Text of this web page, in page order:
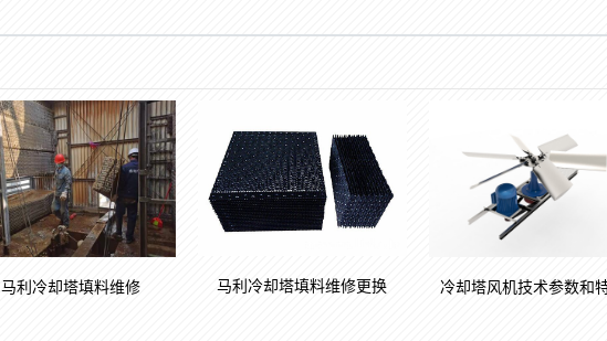
马利冷却塔填料维修 马利冷却塔填料维修更换 冷却塔风机技术参数和